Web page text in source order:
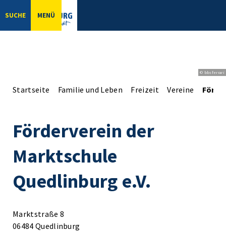
SUCHE MENÜ
© bbsferrari
Startseite Familie und Leben Freizeit Vereine
Förderverein der
Marktschule
Quedlinburg e.V.
Marktstraße 8
06484 Quedlinburg